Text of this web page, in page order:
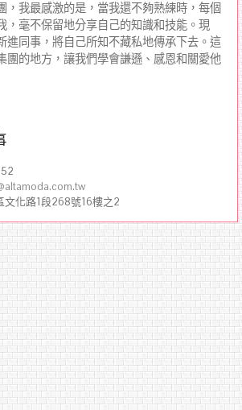
，我最感激的是，當我還不夠熟練時，每個
，毫不保留地分享自己的知識和技能。現
進同事，將自己所知不藏私地傳承下去。這
團的地方，讓我們學會謙遜、感恩和關愛他
文化路1段268號16樓之2